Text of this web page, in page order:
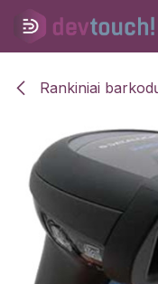
Skip to Content
Rankiniai